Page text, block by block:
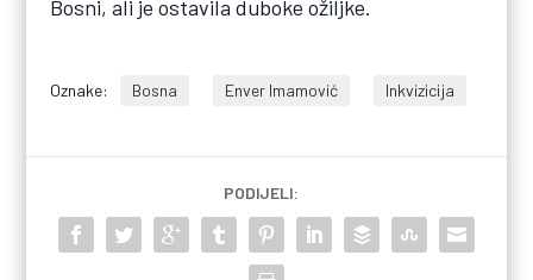
Bosni, ali je ostavila duboke ožiljke.
Oznake: Bosna Enver Imamović Inkvizicija
PODIJELI: